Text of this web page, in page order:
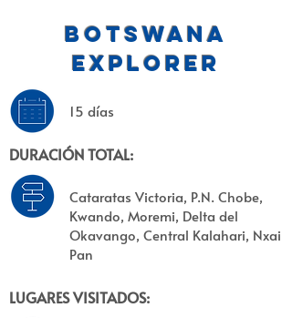
Botswana
Explorer
15 días
Cataratas Victoria, P.N. Chobe,
Kwando, Moremi, Delta del
Okavango, Central Kalahari, Nxai
Pan
DURACIÓN TOTAL:
LUGARES VISITADOS: